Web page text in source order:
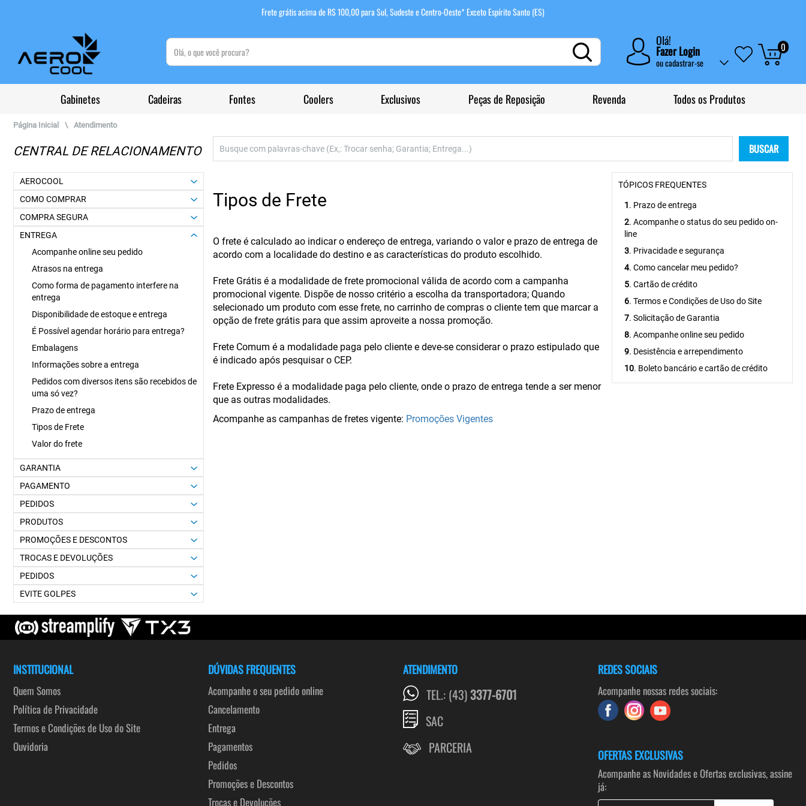
Frete grátis acima de R$ 100,00 para Sul, Sudeste e Centro-Oeste* Exceto Espírito Santo (ES)
Olá!
Fazer Login
oucadastrar-se
0
Gabinetes Cadeiras Fontes Coolers Exclusivos Peças de Reposição Revenda Todos os Produtos
Página Inicial \ Atendimento
CENTRAL DE RELACIONAMENTO BUSCAR
AEROCOOL
COMO COMPRAR
COMPRA SEGURA
ENTREGA
Acompanhe online seu pedido
Atrasos na entrega
Como forma de pagamento interfere na
entrega
Disponibilidade de estoque e entrega
É Possível agendar horário para entrega?
Embalagens
Informações sobre a entrega
Pedidos com diversos itens são recebidos de
uma só vez?
Prazo de entrega
Tipos de Frete
Valor do frete
GARANTIA
PAGAMENTO
PEDIDOS
PRODUTOS
PROMOÇÕES E DESCONTOS
TROCAS E DEVOLUÇÕES
PEDIDOS
EVITE GOLPES
Tipos de Frete
O frete é calculado ao indicar o endereço de entrega, variando o valor e prazo de entrega de
acordo com a localidade do destino e as características do produto escolhido.
Frete Grátis é a modalidade de frete promocional válida de acordo com a campanha
promocional vigente. Dispõe de nosso critério a escolha da transportadora; Quando
selecionado um produto com esse frete, no carrinho de compras o cliente tem que marcar a
opção de frete grátis para que assim aproveite a nossa promoção.
Frete Comum é a modalidade paga pelo cliente e deve-se considerar o prazo estipulado que
é indicado após pesquisar o CEP.
Frete Expresso é a modalidade paga pelo cliente, onde o prazo de entrega tende a ser menor
que as outras modalidades.
Acompanhe as campanhas de fretes vigente: Promoções Vigentes
TÓPICOS FREQUENTES
1. Prazo de entrega
2. Acompanhe o status do seu pedido on-
line
3. Privacidade e segurança
4. Como cancelar meu pedido?
5. Cartão de crédito
6. Termos e Condições de Uso do Site
7. Solicitação de Garantia
8. Acompanhe online seu pedido
9. Desistência e arrependimento
10. Boleto bancário e cartão de crédito
INSTITUCIONAL
Quem Somos
Política de Privacidade
Termos e Condições de Uso do Site
Ouvidoria
DÚVIDAS FREQUENTES
Acompanhe o seu pedido online
Cancelamento
Entrega
Pagamentos
Pedidos
Promoções e Descontos
Trocas e Devoluções
ATENDIMENTO
TEL.: (43)3377-6701
SAC
PARCERIA
REDES SOCIAIS
Acompanhe nossas redes sociais:
OFERTAS EXCLUSIVAS
Acompanhe as Novidades e Ofertas exclusivas, assine
já: